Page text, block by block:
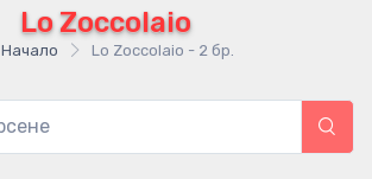
Lo Zoccolaio
Начало Lo Zoccolaio - 2 бр.